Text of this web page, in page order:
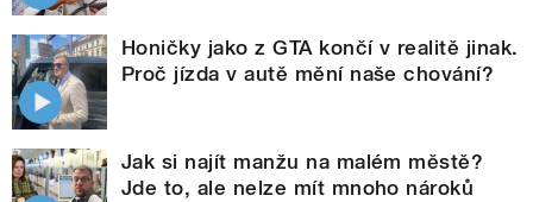
Honičky jako z GTA končí v realitě jinak.
Proč jízda v autě mění naše chování?
Jak si najít manžu na malém městě?
Jde to, ale nelze mít mnoho nároků